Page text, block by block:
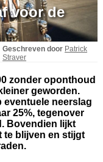
voor de
Geschreven door Patrick
Straver
zonder oponthoud
geworden.
eventuele neerslag
25%, tegenover
Bovendien lijkt
te blijven en stijgt